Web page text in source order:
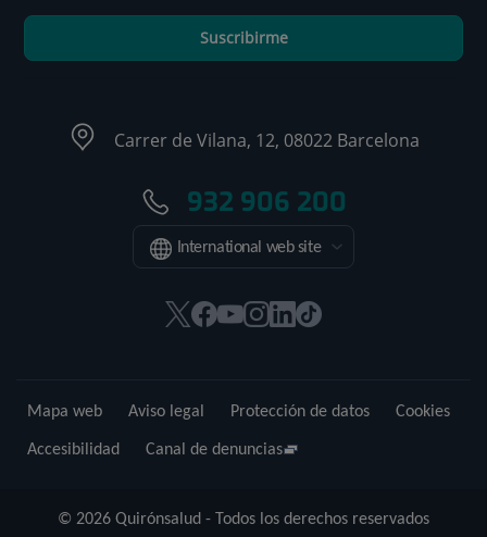
Suscribirme
Carrer de Vilana, 12, 08022 Barcelona
932 906 200
International web site
Este
en
una
Este
en
una
Este
en
una
Este
en
una
Este
en
una
Enlace
externa.
© 2026 Quirónsalud - Todos los derechos reservados
Mapa web Aviso legal Protección de datos
Cookies
Accesibilidad
Canal de denuncias